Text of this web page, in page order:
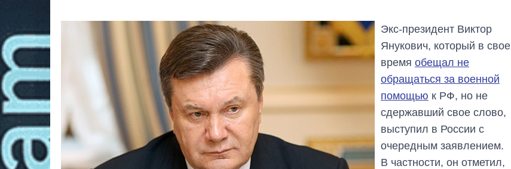
Экс-президент Виктор
Янукович, который в свое
время обещал не
обращаться за военной
помощью к РФ, но не
сдержавший свое слово,
выступил в России с
очередным заявлением.
В частности, он отметил,